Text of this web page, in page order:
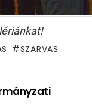
SZARVAS